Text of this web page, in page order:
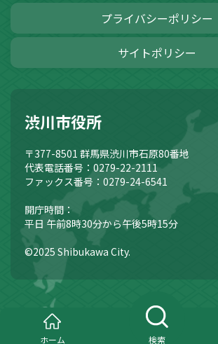
プライバシーポリシー
サイトポリシー
渋川市役所
〒377-8501 群馬県渋川市石原80番地
代表電話番号：0279-22-2111
ファックス番号：0279-24-6541
開庁時間：
平日 午前8時30分から午後5時15分
©2025 Shibukawa City.
ホーム 検索